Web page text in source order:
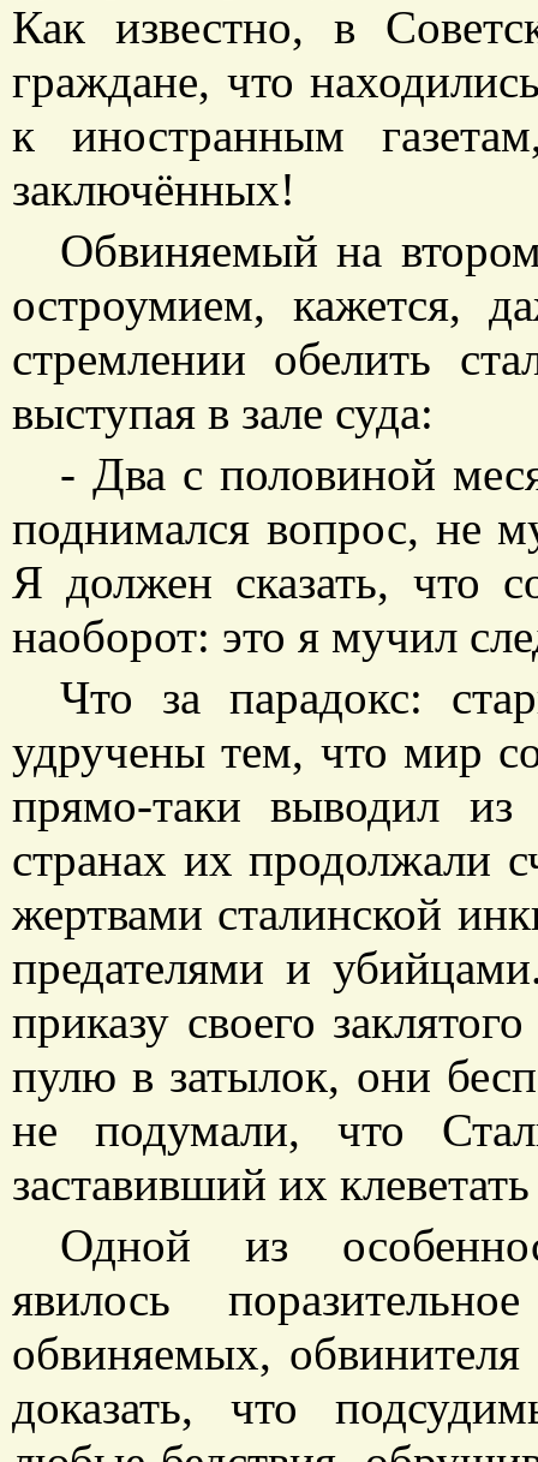
Как известно, в
граждане, что
к иностранным
заключённых!
Обвиняемый на
остроумием, кажется,
стремлении обелить
выступая в зале суда:
- Два с половиной
поднимался вопрос, не
Я должен сказать, что
наоборот: это я мучил
Что за парадокс:
удручены тем, что мир
прямо-таки выводил
странах их продолжали
жертвами сталинской
предателями и
приказу своего
пулю в затылок, они
не подумали, что
заставивший их
Одной из
явилось
обвиняемых,
доказать, что